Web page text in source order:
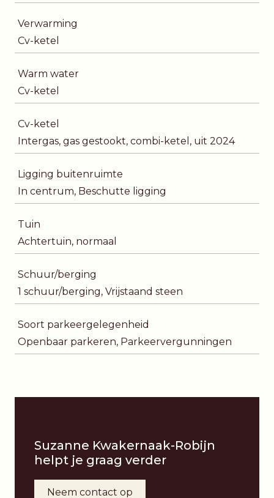
Verwarming
Cv-ketel
Warm water
Cv-ketel
Cv-ketel
Intergas, gas gestookt, combi-ketel, uit 2024
Ligging buitenruimte
In centrum, Beschutte ligging
Tuin
Achtertuin, normaal
Schuur/berging
1 schuur/berging, Vrijstaand steen
Soort parkeergelegenheid
Openbaar parkeren, Parkeervergunningen
Suzanne Kwakernaak-Robijn
helpt je graag verder
Neem contact op